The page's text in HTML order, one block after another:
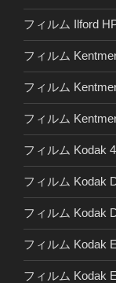
フィルム Ilford
フィルム
フィルム
フィルム
フィルム Kodak
フィルム Kodak
フィルム Kodak
フィルム Kodak
フィルム Kodak